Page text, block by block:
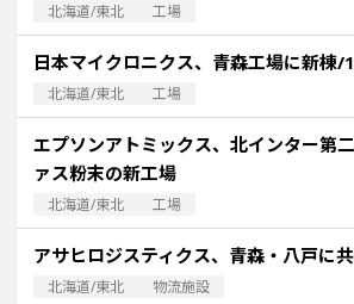
北海道/東北 工場
日本マイクロニクス、青森工場に新棟/
北海道/東北 工場
エプソンアトミックス、北インター第
ァス粉末の新工場
北海道/東北 工場
アサヒロジスティクス、青森・八戸に
北海道/東北 物流施設